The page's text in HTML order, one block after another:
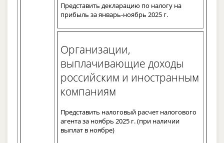
Представить декларацию по налогу на
прибыль за январь-ноябрь 2025 г.
Организации,
выплачивающие доходы
российским и иностранным
компаниям
Представить налоговый расчет налогового
агента за ноябрь 2025 г. (при наличии
выплат в ноябре)